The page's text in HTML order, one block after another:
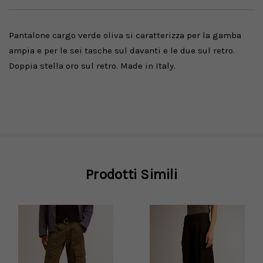
Pantalone cargo verde oliva si caratterizza per la gamba
ampia e per le sei tasche sul davanti e le due sul retro.
Doppia stella oro sul retro. Made in Italy.
Prodotti Simili